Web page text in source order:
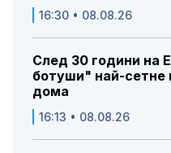
16:30 • 08.08.26
След 30 години на
ботуши" най-сетне
дома
16:13 • 08.08.26